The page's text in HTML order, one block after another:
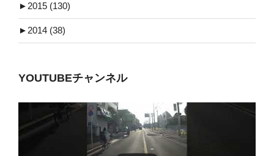
► 2015 (130)
► 2014 (38)
YOUTUBEチャンネル